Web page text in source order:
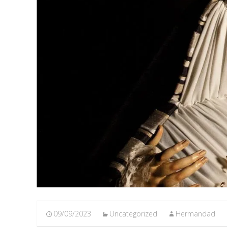
09/09/2023 Uncategorized Hermandad